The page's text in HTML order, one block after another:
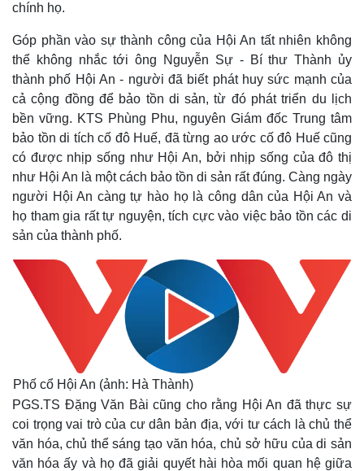
Kinh tế
Bất động sản
Khởi nghiệp
Thị trường
Giá vàng
Tiêu dùng
Tỷ giá
Chứng khoán
chính họ.
Góp phần vào sự thành công của Hội An tất nhiên không
thể không nhắc tới ông Nguyễn Sự - Bí thư Thành ủy
thành phố Hội An - người đã biết phát huy sức mạnh của
cả cộng đồng để bảo tồn di sản, từ đó phát triển du lịch
bền vững. KTS Phùng Phu, nguyên Giám đốc Trung tâm
bảo tồn di tích cố đô Huế, đã từng ao ước cố đô Huế cũng
có được nhịp sống như Hội An, bởi nhịp sống của đô thị
như Hội An là một cách bảo tồn di sản rất đúng. Càng ngày
người Hội An càng tự hào họ là công dân của Hội An và
họ tham gia rất tự nguyện, tích cực vào việc bảo tồn các di
sản của thành phố.
Phố cổ Hội An (ảnh: Hà Thành)
PGS.TS Đặng Văn Bài cũng cho rằng Hội An đã thực sự
coi trọng vai trò của cư dân bản địa, với tư cách là chủ thể
văn hóa, chủ thể sáng tạo văn hóa, chủ sở hữu của di sản
văn hóa ấy và họ đã giải quyết hài hòa mối quan hệ giữa